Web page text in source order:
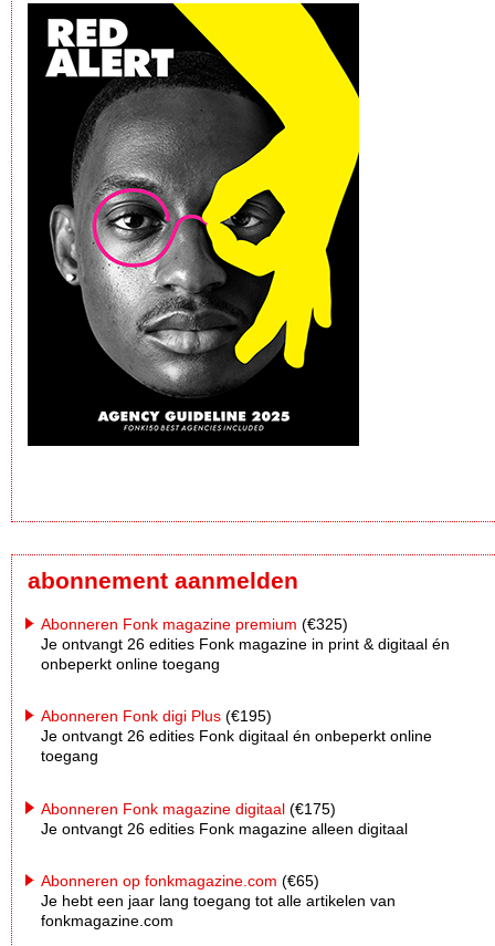
abonnement aanmelden
Abonneren Fonk magazine premium (€325)
Je ontvangt 26 edities Fonk magazine in print & digitaal én
onbeperkt online toegang
Abonneren Fonk digi Plus (€195)
Je ontvangt 26 edities Fonk digitaal én onbeperkt online
toegang
Abonneren Fonk magazine digitaal (€175)
Je ontvangt 26 edities Fonk magazine alleen digitaal
Abonneren op fonkmagazine.com (€65)
Je hebt een jaar lang toegang tot alle artikelen van
fonkmagazine.com